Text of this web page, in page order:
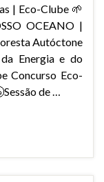
| Eco-Clube 🌱
OCEANO |
Autóctone
Energia e do
Concurso Eco-
de …